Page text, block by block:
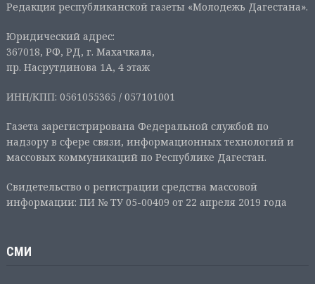
Редакция республиканской газеты «Молодежь Дагестана».
Юридический адрес:
367018, РФ, РД, г. Махачкала,
пр. Насрутдинова 1А, 4 этаж
ИНН/КПП: 0561055365 / 057101001
Газета зарегистрирована Федеральной службой по
надзору в сфере связи, информационных технологий и
массовых коммуникаций по Республике Дагестан.
Свидетельство о регистрации средства массовой
информации: ПИ № ТУ 05-00409 от 22 апреля 2019 года
СМИ